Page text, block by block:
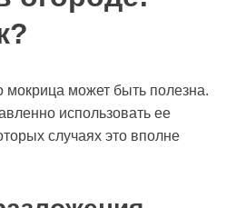
может быть полезна.
использовать ее
случаях это вполне